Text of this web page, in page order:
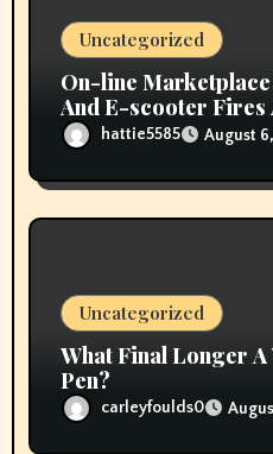
Uncategorized
On-line
And E-scooter Fires
hattie5585 August
Uncategorized
What Final Longer
Pen?
carleyfoulds0